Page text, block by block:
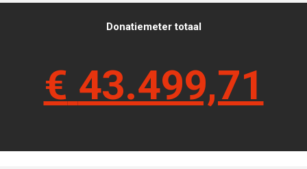
Donatiemeter totaal
€ 43.499,71